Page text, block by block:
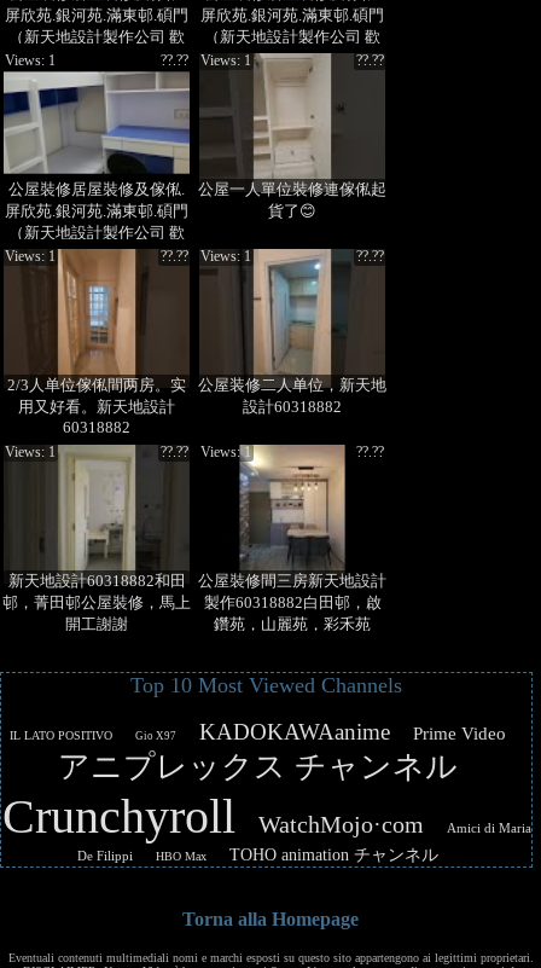
屏欣苑.銀河苑.滿東邨.碩門
（新天地設計製作公司 歡
迎查詢 60318882 周小姐）
屏欣苑.銀河苑.滿東邨.碩門
（新天地設計製作公司 歡
迎查詢 60318882 周小姐）
公屋裝修居屋裝修及傢俬.
屏欣苑.銀河苑.滿東邨.碩門
（新天地設計製作公司 歡
迎查詢 60318882 周小姐）
??.??
Views: 1
公屋一人單位裝修連傢俬起
貨了😊
??.??
Views: 1
2/3人单位傢俬間两房。实
用又好看。新天地設計
60318882
??.??
Views: 1
公屋装修二人单位，新天地
設計60318882
??.??
Views: 1
新天地設計60318882和田
邨，菁田邨公屋裝修，馬上
開工謝謝
??.??
Views: 1
公屋裝修間三房新天地設計
製作60318882白田邨，啟
鑽苑，山麗苑，彩禾苑
??.??
Views: 1
Top 10 Most Viewed Channels
IL LATO POSITIVO Gio X97 KADOKAWAanime Prime Video
アニプレックス チャンネル
Crunchyroll WatchMojo·com
Amici di Maria
De Filippi
HBO Max TOHO animation チャンネル
Torna alla Homepage
Eventuali contenuti multimediali nomi e marchi esposti su questo sito appartengono ai legittimi proprietari.